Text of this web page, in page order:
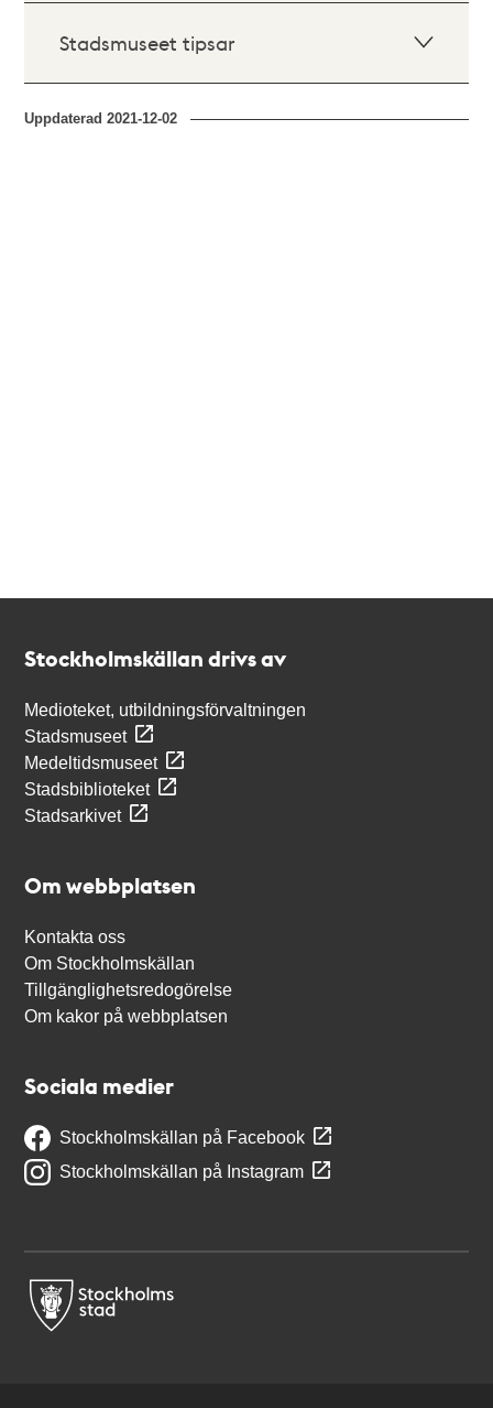
Stadsmuseet tipsar
Uppdaterad2021-12-02
Stockholmskällan drivs av
Medioteket, utbildningsförvaltningen
Stadsmuseet
Medeltidsmuseet
Stadsbiblioteket
Stadsarkivet
Om webbplatsen
Kontakta oss
Om Stockholmskällan
Tillgänglighetsredogörelse
Om kakor på webbplatsen
Sociala medier
Stockholmskällan på Facebook
Stockholmskällan på Instagram